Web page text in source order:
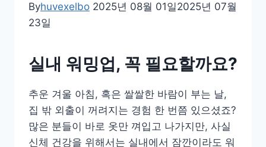
Byhuvexelbo 2025년 08월 01일2025년 07월
23일
실내 워밍업, 꼭 필요할까요?
추운 겨울 아침, 혹은 쌀쌀한 바람이 부는 날,
집 밖 외출이 꺼려지는 경험 한 번쯤 있으셨죠?
많은 분들이 바로 옷만 껴입고 나가지만, 사실
신체 건강을 위해서는 실내에서 잠깐이라도 워